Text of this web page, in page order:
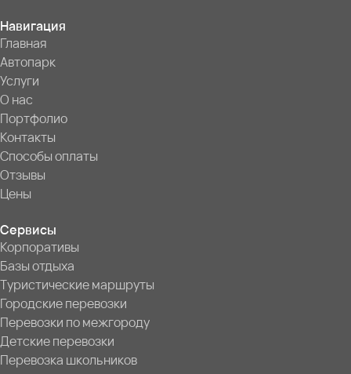
Навигация
Главная
Автопарк
Услуги
О нас
Портфолио
Контакты
Способы оплаты
Отзывы
Цены
Сервисы
Корпоративы
Базы отдыха
Туристические маршруты
Городские перевозки
Перевозки по межгороду
Детские перевозки
Перевозка школьников